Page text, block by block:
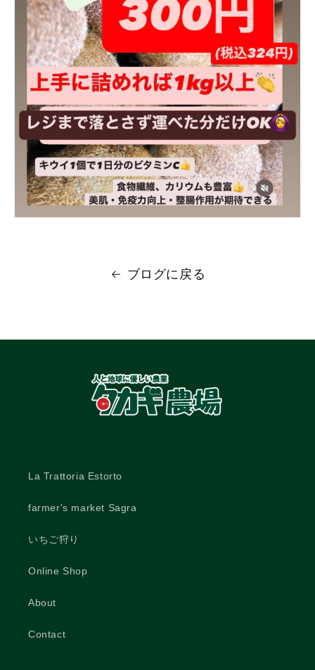
ブログに戻る
La Trattoria Estorto
farmer's market Sagra
いちご狩り
Online Shop
About
Contact